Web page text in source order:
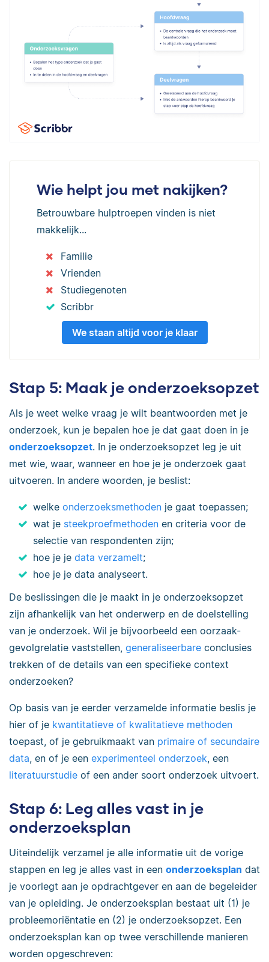
Wie helpt jou met nakijken?
Betrouwbare hulptroepen vinden is niet
makkelijk...
Familie
Vrienden
Studiegenoten
Scribbr
We staan altijd voor je klaar
Stap 5: Maak je onderzoeksopzet
Als je weet welke vraag je wilt beantwoorden met je
onderzoek, kun je bepalen hoe je dat gaat doen in je
onderzoeksopzet. In je onderzoeksopzet leg je uit
met wie, waar, wanneer en hoe je je onderzoek gaat
uitvoeren. In andere woorden, je beslist:
welke onderzoeksmethoden je gaat toepassen;
wat je steekproefmethoden en criteria voor de
selectie van respondenten zijn;
hoe je je data verzamelt;
hoe je je data analyseert.
De beslissingen die je maakt in je onderzoeksopzet
zijn afhankelijk van het onderwerp en de doelstelling
van je onderzoek. Wil je bijvoorbeeld een oorzaak-
gevolgrelatie vaststellen, generaliseerbare conclusies
trekken of de details van een specifieke context
onderzoeken?
Op basis van je eerder verzamelde informatie beslis je
hier of je kwantitatieve of kwalitatieve methoden
toepast, of je gebruikmaakt van primaire of secundaire
data, en of je een experimenteel onderzoek, een
literatuurstudie of een ander soort onderzoek uitvoert.
Stap 6: Leg alles vast in je
onderzoeksplan
Uiteindelijk verzamel je alle informatie uit de vorige
stappen en leg je alles vast in een onderzoeksplan dat
je voorlegt aan je opdrachtgever en aan de begeleider
van je opleiding. Je onderzoeksplan bestaat uit (1) je
probleemoriëntatie en (2) je onderzoeksopzet. Een
onderzoeksplan kan op twee verschillende manieren
worden opgeschreven: